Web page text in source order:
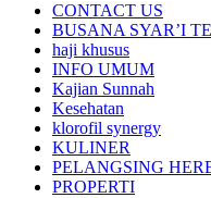
CONTACT US
BUSANA SYAR’I
haji khusus
INFO UMUM
Kajian Sunnah
Kesehatan
klorofil synergy
KULINER
PELANGSING
PROPERTI